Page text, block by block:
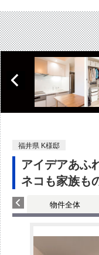
福井県 K様邸
アイデアあふ
ネコも家族も
物件全体